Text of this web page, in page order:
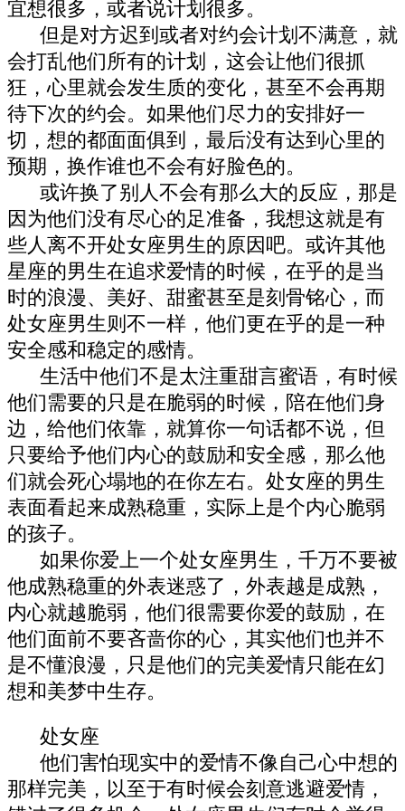
宜想很多，或者说计划很多。
但是对方迟到或者对约会计划不满意，就
会打乱他们所有的计划，这会让他们很抓
狂，心里就会发生质的变化，甚至不会再期
待下次的约会。如果他们尽力的安排好一
切，想的都面面俱到，最后没有达到心里的
预期，换作谁也不会有好脸色的。
或许换了别人不会有那么大的反应，那是
因为他们没有尽心的足准备，我想这就是有
些人离不开处女座男生的原因吧。或许其他
星座的男生在追求爱情的时候，在乎的是当
时的浪漫、美好、甜蜜甚至是刻骨铭心，而
处女座男生则不一样，他们更在乎的是一种
安全感和稳定的感情。
生活中他们不是太注重甜言蜜语，有时候
他们需要的只是在脆弱的时候，陪在他们身
边，给他们依靠，就算你一句话都不说，但
只要给予他们内心的鼓励和安全感，那么他
们就会死心塌地的在你左右。处女座的男生
表面看起来成熟稳重，实际上是个内心脆弱
的孩子。
如果你爱上一个处女座男生，千万不要被
他成熟稳重的外表迷惑了，外表越是成熟，
内心就越脆弱，他们很需要你爱的鼓励，在
他们面前不要吝啬你的心，其实他们也并不
是不懂浪漫，只是他们的完美爱情只能在幻
想和美梦中生存。
处女座
他们害怕现实中的爱情不像自己心中想的
那样完美，以至于有时候会刻意逃避爱情，